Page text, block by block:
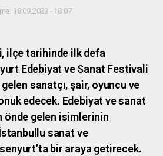
18.09.2023 - 18:07
ilçe tarihinde ilk defa
Edebiyat ve Sanat Festivali
sanatçı, şair, oyuncu ve
edecek. Edebiyat ve sanat
önde gelen isimlerinin
sanat ve
bir araya getirecek.